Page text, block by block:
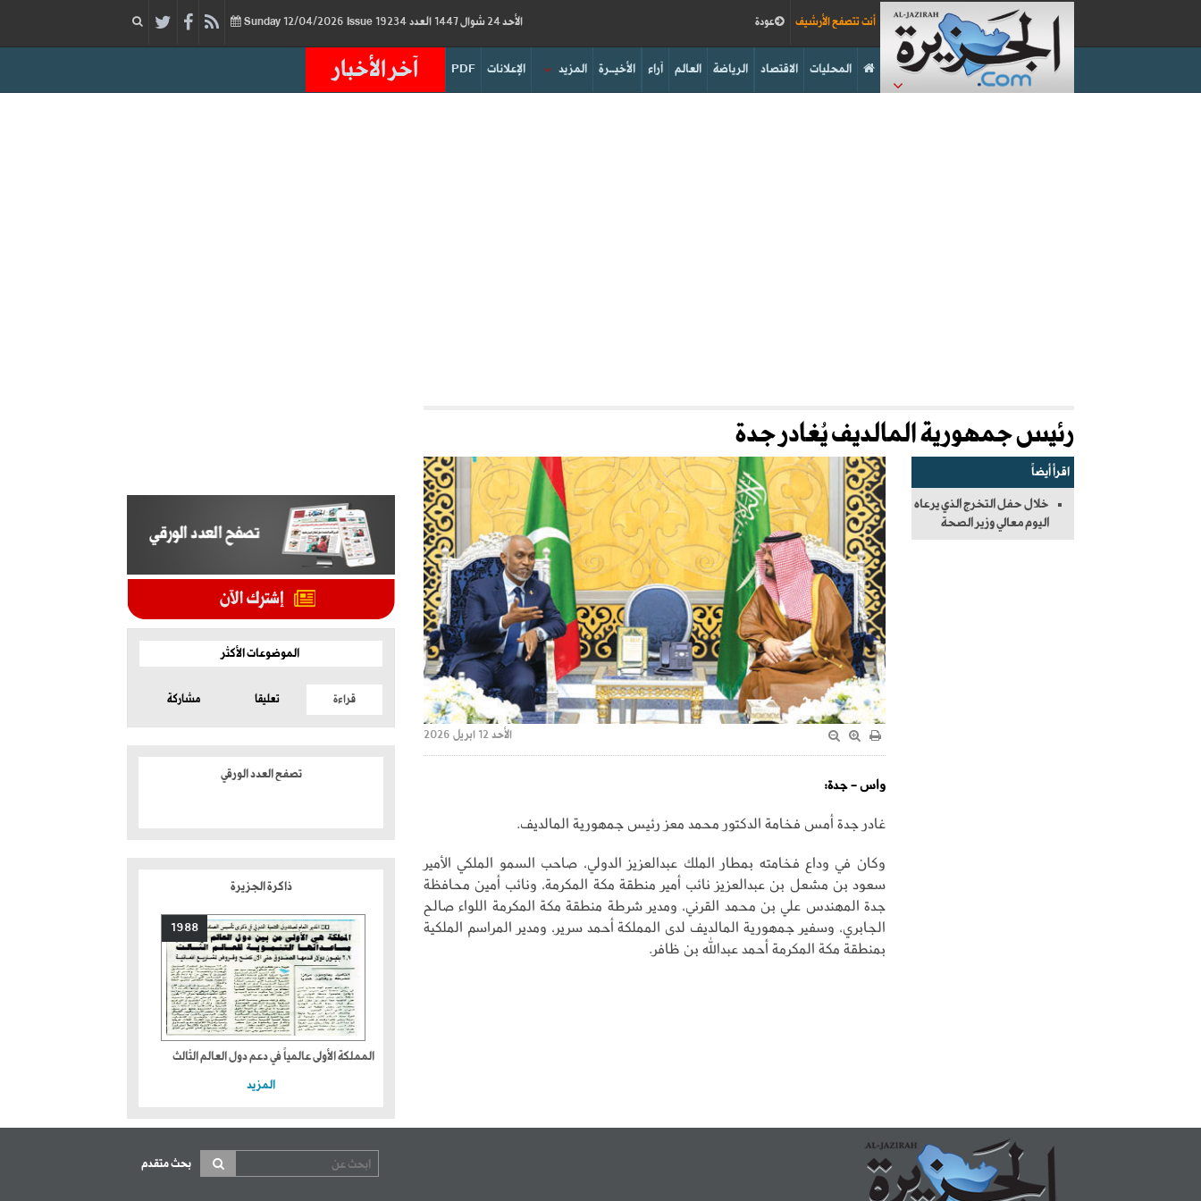
الأحد 24 شوال 1447 العدد 19234 12/04/2026 Issue عودة أنت تتصفح الأرشيف
آخر الأخبار PDF الإعلانات المزيد الأخيــرة آراء العالم الرياضة الاقتصاد المحليات
رئيس جمهورية المالديف يُغادر جدة
اقرأ أيضاً
خلال حفل التخرج الذي يرعاه
اليوم معالي وزير الصحة
الأحد 12 ابريل 2026
واس - جدة:
غادر جدة أمس فخامة الدكتور محمد معز رئيس جمهورية المالديف.
وكان في وداع فخامته بمطار الملك عبدالعزيز الدولي، صاحب السمو الملكي الأمير
سعود بن مشعل بن عبدالعزيز نائب أمير منطقة مكة المكرمة، ونائب أمين محافظة
جدة المهندس علي بن محمد القرني، ومدير شرطة منطقة مكة المكرمة اللواء صالح
الجابري، وسفير جمهورية المالديف لدى المملكة أحمد سرير، ومدير المراسم الملكية
بمنطقة مكة المكرمة أحمد عبدالله بن ظافر.
الموضوعات الأكثر
قراءة تعليقا مشاركة
تصفح العدد الورقي
ذاكرة الجزيرة
1988
المملكة الأولى عالمياً في دعم دول العالم الثالث
المزيد
بحث متقدم